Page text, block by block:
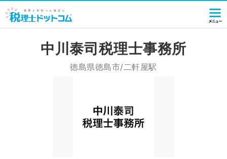
中川泰司税理士事務所
徳島県徳島市/二軒屋駅